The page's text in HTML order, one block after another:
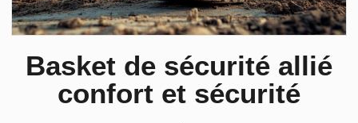
Basket de sécurité allié
confort et sécurité